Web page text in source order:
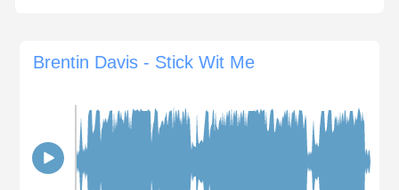
Brentin Davis - Stick Wit Me